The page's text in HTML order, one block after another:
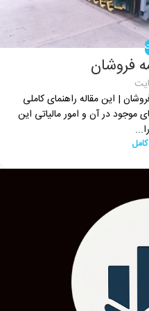
فروشان
| این مقاله راهنمای کاملی
در آن و امور مالیاتی این